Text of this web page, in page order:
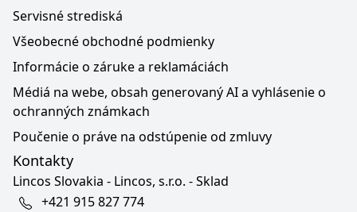
Servisné strediská
Všeobecné obchodné podmienky
Informácie o záruke a reklamáciách
Médiá na webe, obsah generovaný AI a vyhlásenie o
ochranných známkach
Poučenie o práve na odstúpenie od zmluvy
Kontakty
Lincos Slovakia - Lincos, s.r.o. - Sklad
+421 915 827 774